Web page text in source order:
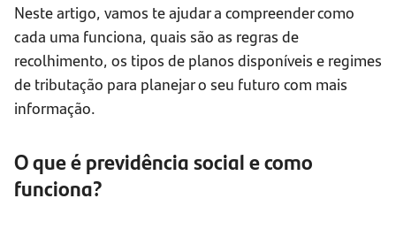
Neste artigo, vamos te ajudar a compreender como
cada uma funciona, quais são as regras de
recolhimento, os tipos de planos disponíveis e regimes
de tributação para planejar o seu futuro com mais
informação.
O que é previdência social e como
funciona?